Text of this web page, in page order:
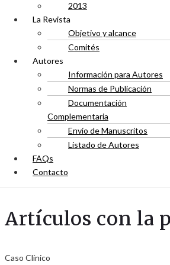
2013
La Revista
Objetivo y alcance
Comités
Autores
Información para Autores
Normas de Publicación
Documentación
Complementaria
Envío de Manuscritos
Listado de Autores
FAQs
Contacto
Artículos con la
Caso Clínico